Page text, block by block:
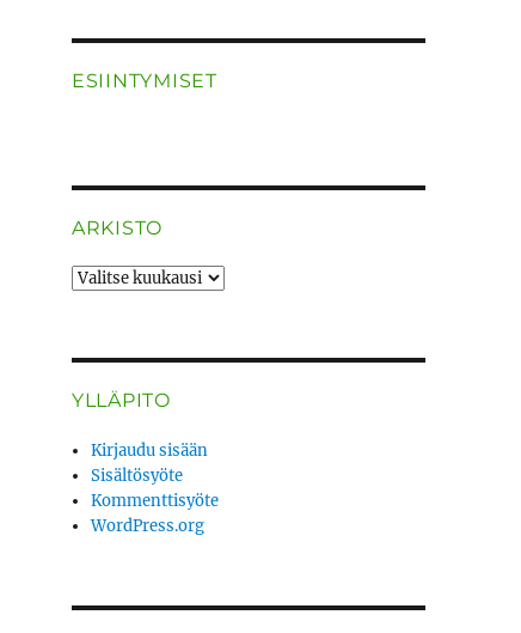
ESIINTYMISET
ARKISTO
ARKISTO
YLLÄPITO
Kirjaudu sisään
Sisältösyöte
Kommenttisyöte
WordPress.org